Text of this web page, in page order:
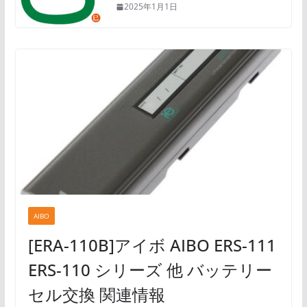
2025年1月1日
AIBO
[ERA-110B]アイボ AIBO ERS-111
ERS-110 シリーズ 他 バッテリー
セル交換 関連情報